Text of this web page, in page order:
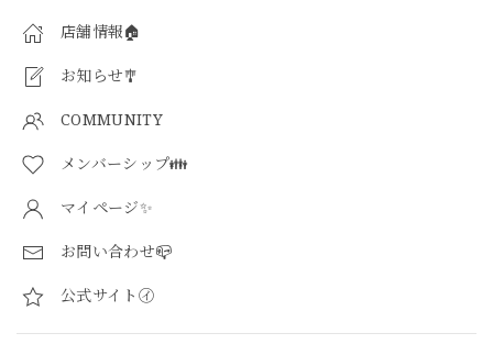
店舗情報🏠
お知らせ🎐
COMMUNITY
メンバーシップ👪
マイページ✨
お問い合わせ📪
公式サイト㋑